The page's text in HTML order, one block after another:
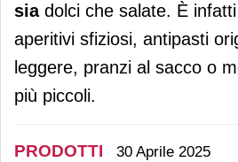
sia dolci che salate. È
aperitivi sfiziosi, antipasti
leggere, pranzi al sacco o
più piccoli.
PRODOTTI 30 Aprile 2025